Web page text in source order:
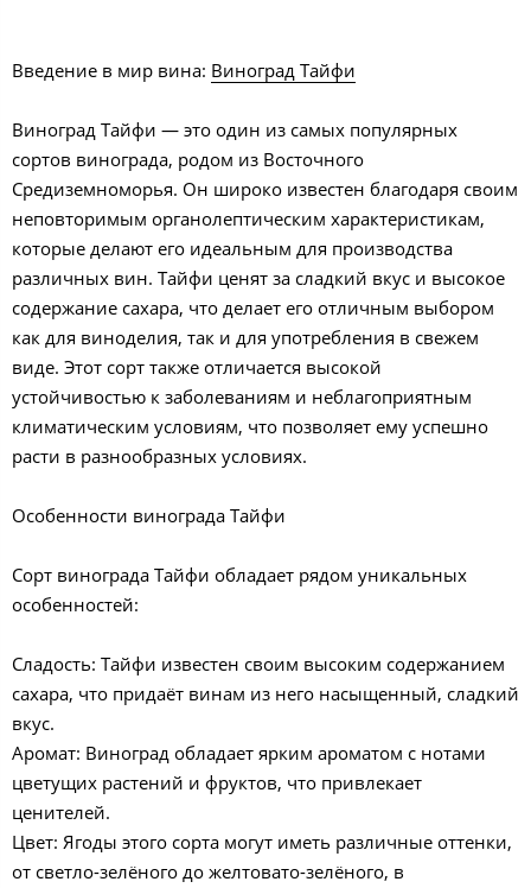
Введение в мир вина: Виноград Тайфи
Виноград Тайфи — это один из самых популярных
сортов винограда, родом из Восточного
Средиземноморья. Он широко известен благодаря своим
неповторимым органолептическим характеристикам,
которые делают его идеальным для производства
различных вин. Тайфи ценят за сладкий вкус и высокое
содержание сахара, что делает его отличным выбором
как для виноделия, так и для употребления в свежем
виде. Этот сорт также отличается высокой
устойчивостью к заболеваниям и неблагоприятным
климатическим условиям, что позволяет ему успешно
расти в разнообразных условиях.
Особенности винограда Тайфи
Сорт винограда Тайфи обладает рядом уникальных
особенностей:
Сладость: Тайфи известен своим высоким содержанием
сахара, что придаёт винам из него насыщенный, сладкий
вкус.
Аромат: Виноград обладает ярким ароматом с нотами
цветущих растений и фруктов, что привлекает
ценителей.
Цвет: Ягоды этого сорта могут иметь различные оттенки,
от светло-зелёного до желтовато-зелёного, в